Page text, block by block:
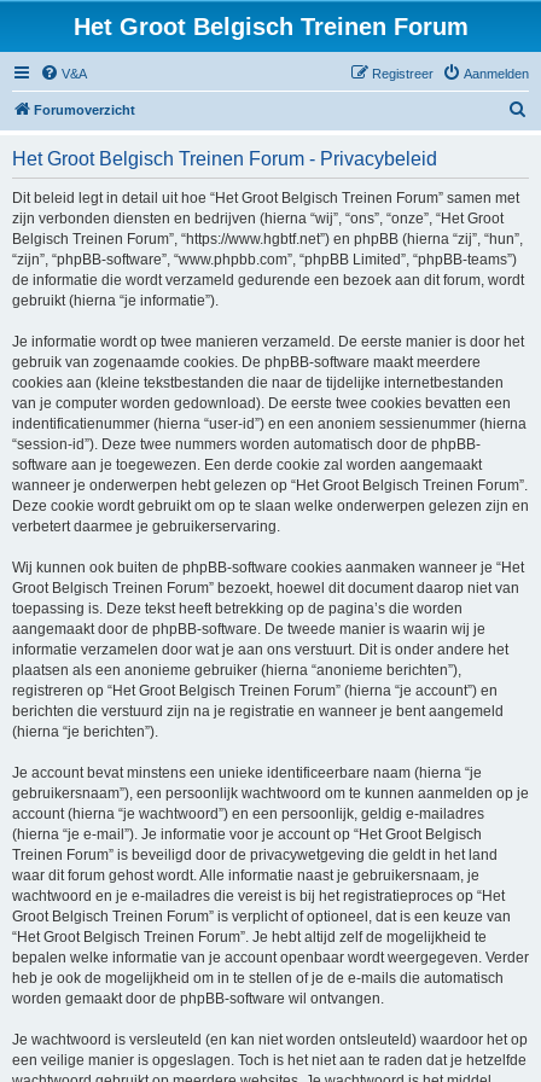
Het Groot Belgisch Treinen Forum
V&A Aanmelden
Registreer
Forumoverzicht
Het Groot Belgisch Treinen Forum - Privacybeleid
Dit beleid legt in detail uit hoe “Het Groot Belgisch Treinen Forum” samen met
zijn verbonden diensten en bedrijven (hierna “wij”, “ons”, “onze”, “Het Groot
Belgisch Treinen Forum”, “https://www.hgbtf.net”) en phpBB (hierna “zij”, “hun”,
“zijn”, “phpBB-software”, “www.phpbb.com”, “phpBB Limited”, “phpBB-teams”)
de informatie die wordt verzameld gedurende een bezoek aan dit forum, wordt
gebruikt (hierna “je informatie”).
Je informatie wordt op twee manieren verzameld. De eerste manier is door het
gebruik van zogenaamde cookies. De phpBB-software maakt meerdere
cookies aan (kleine tekstbestanden die naar de tijdelijke internetbestanden
van je computer worden gedownload). De eerste twee cookies bevatten een
indentificatienummer (hierna “user-id”) en een anoniem sessienummer (hierna
“session-id”). Deze twee nummers worden automatisch door de phpBB-
software aan je toegewezen. Een derde cookie zal worden aangemaakt
wanneer je onderwerpen hebt gelezen op “Het Groot Belgisch Treinen Forum”.
Deze cookie wordt gebruikt om op te slaan welke onderwerpen gelezen zijn en
verbetert daarmee je gebruikerservaring.
Wij kunnen ook buiten de phpBB-software cookies aanmaken wanneer je “Het
Groot Belgisch Treinen Forum” bezoekt, hoewel dit document daarop niet van
toepassing is. Deze tekst heeft betrekking op de pagina’s die worden
aangemaakt door de phpBB-software. De tweede manier is waarin wij je
informatie verzamelen door wat je aan ons verstuurt. Dit is onder andere het
plaatsen als een anonieme gebruiker (hierna “anonieme berichten”),
registreren op “Het Groot Belgisch Treinen Forum” (hierna “je account”) en
berichten die verstuurd zijn na je registratie en wanneer je bent aangemeld
(hierna “je berichten”).
Je account bevat minstens een unieke identificeerbare naam (hierna “je
gebruikersnaam”), een persoonlijk wachtwoord om te kunnen aanmelden op je
account (hierna “je wachtwoord”) en een persoonlijk, geldig e-mailadres
(hierna “je e-mail”). Je informatie voor je account op “Het Groot Belgisch
Treinen Forum” is beveiligd door de privacywetgeving die geldt in het land
waar dit forum gehost wordt. Alle informatie naast je gebruikersnaam, je
wachtwoord en je e-mailadres die vereist is bij het registratieproces op “Het
Groot Belgisch Treinen Forum” is verplicht of optioneel, dat is een keuze van
“Het Groot Belgisch Treinen Forum”. Je hebt altijd zelf de mogelijkheid te
bepalen welke informatie van je account openbaar wordt weergegeven. Verder
heb je ook de mogelijkheid om in te stellen of je de e-mails die automatisch
worden gemaakt door de phpBB-software wil ontvangen.
Je wachtwoord is versleuteld (en kan niet worden ontsleuteld) waardoor het op
een veilige manier is opgeslagen. Toch is het niet aan te raden dat je hetzelfde